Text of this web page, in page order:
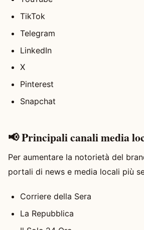
TikTok
Telegram
LinkedIn
X
Pinterest
Snapchat
📢 Principali canali media
Per aumentare la notorietà del
portali di news e media locali più
Corriere della Sera
La Repubblica